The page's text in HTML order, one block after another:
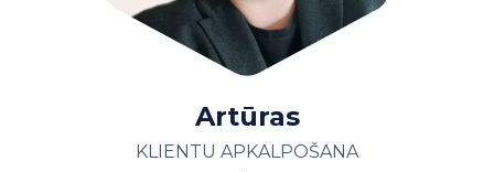
Artūras
KLIENTU APKALPOŠANA